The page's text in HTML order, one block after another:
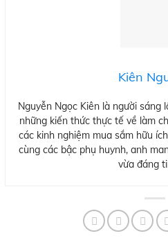
Kiên
Nguyễn Ngọc Kiên là người sáng
những kiến thức thực tế về làm
các kinh nghiệm mua sắm hữu
cùng các bậc phụ huynh, anh
vừa đáng